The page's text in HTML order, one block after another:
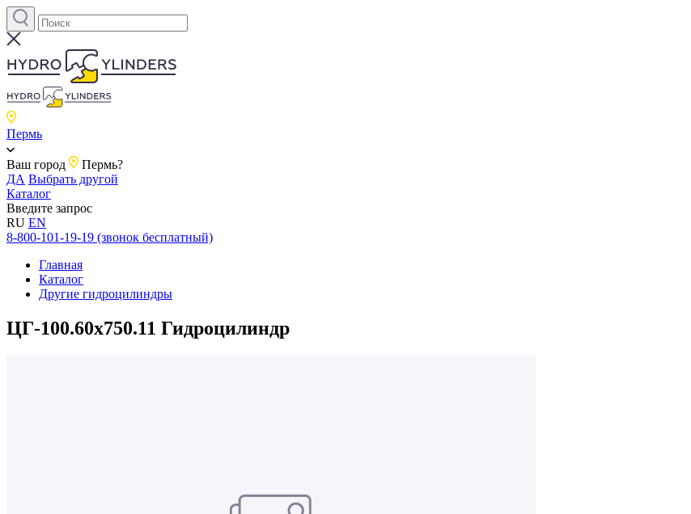
Пермь
Ваш город
Пермь?
ДА Выбрать другой
Каталог
Введите запрос
RU EN
8-800-101-19-19 (звонок бесплатный)
Главная
Каталог
Другие гидроцилиндры
ЦГ-100.60х750.11 Гидроцилиндр